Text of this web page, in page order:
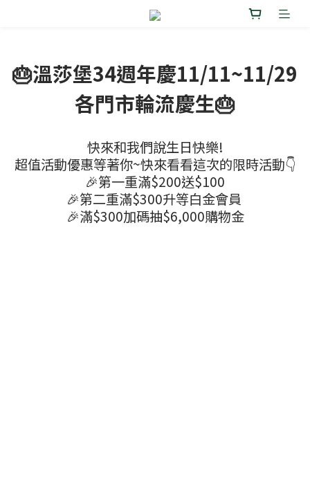
🎂溫莎堡34週年慶11/11~11/29
各門市輪流慶生🎂
快來和我們說生日快樂!
超值活動優惠等著你~快來看看這次的限時活動👇
🎉第一重滿$200送$100
🎉第二重滿$300升等白金會員
🎉滿$300加碼抽$6,000購物金